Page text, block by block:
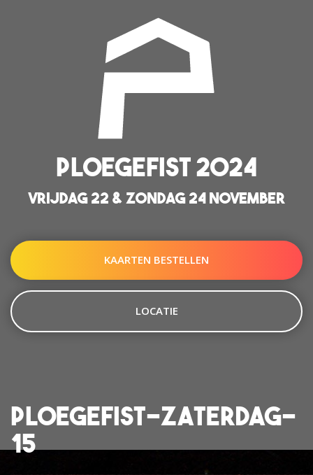
PLOEGEFIST 2024
VRIJDAG 22 & ZONDAG 24 NOVEMBER
KAARTEN BESTELLEN
LOCATIE
ploegefist-zaterdag-
15